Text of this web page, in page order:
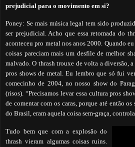
prejudicial para o movimento em si?
Poney: Se mais música legal tem sido
ser prejudicial. Acho que essa retomada do
aconteceu pro metal nos anos 2000. Quando
coisas pareciam mais um desfile de melhor
malvado. O thrash trouxe de volta a diversão,
pros shows de metal. Eu lembro que só fui
comecinho de 2004, no nosso show do
(risos). “Precisamos levar essa cultura pros
de comentar com os caras, porque até então
do Brasil, eram aquela coisa sem-graça,
Tudo bem que com a explosão do
thrash vieram algumas coisas ruins.